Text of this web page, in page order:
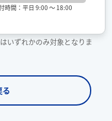
時間：平日 9:00 ～ 18:00
いずれかのみ対象となりま
る